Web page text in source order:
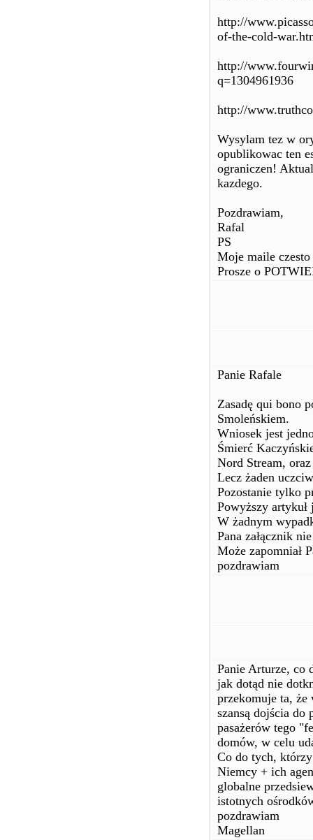
http://
of-the-cold-
http://
q=1304961936
http://
Wysylam tez w
opublikowac ten
ograniczen!
kazdego.
Pozdrawiam,
Rafal
PS
Moje maile
Prosze o
Panie Rafale
Zasadę qui bono
Smoleńskiem.
Wniosek jest
Śmierć
Nord Stream,
Lecz żaden
Pozostanie tylko
Powyższy
W żadnym
Pana załącznik
Może zapomniał
pozdrawiam
Panie Arturze, co
jak dotąd nie
przekomuje ta, że
szansą dojścia do
pasażerów tego
domów, w celu
Co do tych,
Niemcy + ich
globalne
istotnych
pozdrawiam
Magellan